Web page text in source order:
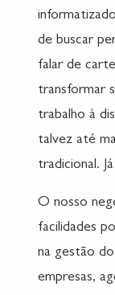
de buscar
falar de
transformar
trabalho à
talvez até
tradicional.
O nosso
facilidades
na gestão
empresas,